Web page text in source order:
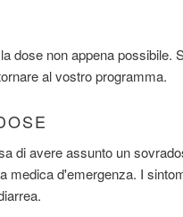
dose non appena
al vostro programma.
di avere assunto un
medica d'emergenza. I